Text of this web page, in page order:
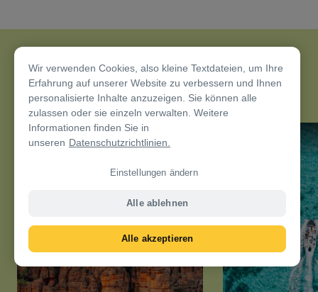
Ähnliche Artikel
Aktivitäten
Wir verwenden Cookies, also kleine Textdateien, um Ihre
Erfahrung auf unserer Website zu verbessern und Ihnen
personalisierte Inhalte anzuzeigen. Sie können alle
zulassen oder sie einzeln verwalten. Weitere
Informationen finden Sie in
unseren Datenschutzrichtlinien.
Alle akzeptieren
Alle ablehnen
Einstellungen ändern